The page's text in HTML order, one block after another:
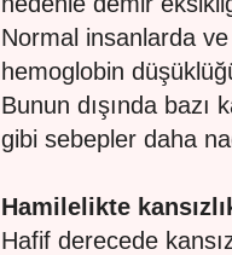
Normal insanlarda ve
hemoglobin
Bunun dışında bazı
gibi sebepler daha
Hamilelikte
Hafif derecede